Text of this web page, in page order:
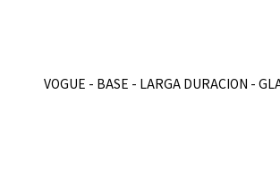
VOGUE - BASE - LARGA DURACION -